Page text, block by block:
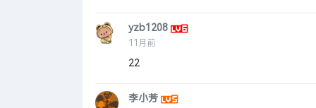
yzb1208
11月前
22
李小芳